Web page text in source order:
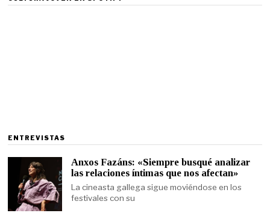
ENTREVISTAS
Anxos Fazáns: «Siempre busqué analizar
las relaciones íntimas que nos afectan»
La cineasta gallega sigue moviéndose en los
festivales con su